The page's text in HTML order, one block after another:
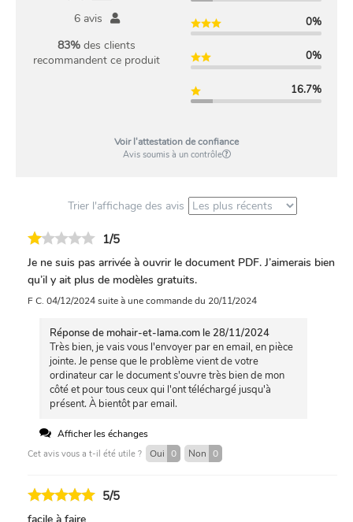
0
0
6 avis
83% des clients
recommandent ce produit
0%
0%
16.7%
Voir l'attestation de confiance
Avis soumis à un contrôle
Trier l'affichage des avis
1/5
Je ne suis pas arrivée à ouvrir le document PDF. J’aimerais bien
qu’il y ait plus de modèles gratuits.
F C. 04/12/2024suite à une commande du 20/11/2024
Réponse de mohair-et-lama.com le 28/11/2024
Très bien, je vais vous l'envoyer par en email, en pièce
jointe. Je pense que le problème vient de votre
ordinateur car le document s'ouvre très bien de mon
côté et pour tous ceux qui l'ont téléchargé jusqu'à
présent. À bientôt par email.
Afficher les échanges
Cet avis vous a t-il été utile ? Oui 0 Non 0
5/5